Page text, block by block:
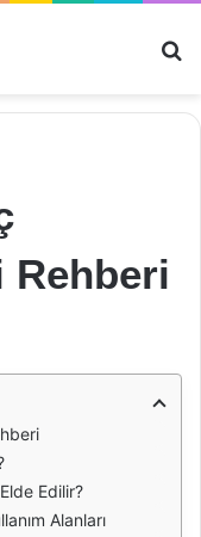
Rehberi
Edilir?
Alanları